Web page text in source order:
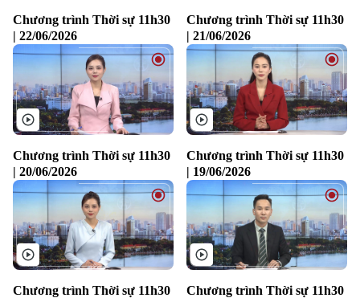
Bản quyền thuộc về Cơ quan Báo và Phát thanh Truyền hình Hà Nội Giấy
phép số: Số 63/GP-TTDT, cấp ngày 10/05/2023
TRANG THÔNG TIN ĐIỆN TỬ
CỦA CƠ QUAN BÁO VÀ PHÁT THANH TRUYỀN HÌNH HÀ NỘI
Số 3-5 Huỳnh Thúc Kháng-Phường Láng-Hà Nội
Giám đốc: VŨ MINH TUẤN
Phó Giám đốc: Nguyễn Kim Khiêm, Nguyễn Minh Đức, Nguyễn Thành Lợi
Chương trình Thời sự 11h30
| 22/06/2026
Chương trình Thời sự 11h30
| 21/06/2026
Chương trình Thời sự 11h30
| 20/06/2026
Chương trình Thời sự 11h30
| 19/06/2026
Chương trình Thời sự 11h30
Chương trình Thời sự 11h30